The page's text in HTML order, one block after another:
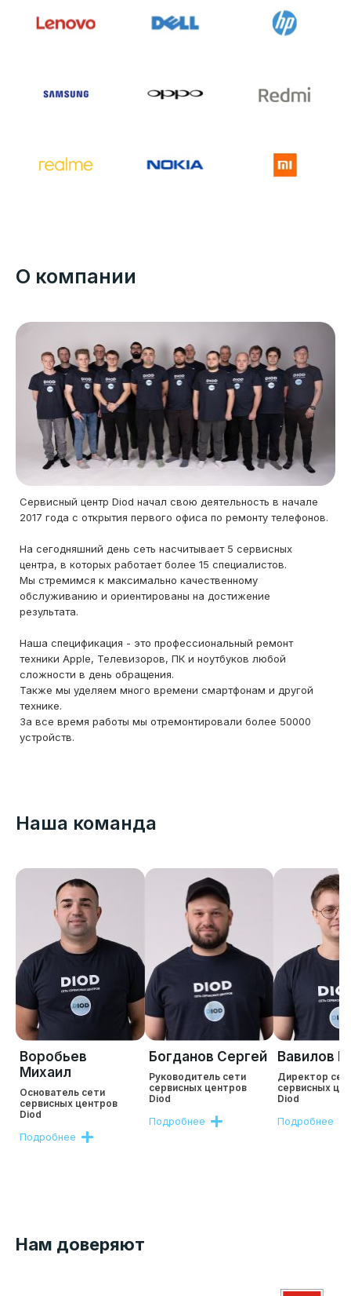
О компании
Сервисный центр Diod начал свою деятельность в начале
2017 года с открытия первого офиса по ремонту телефонов.
На сегодняшний день сеть насчитывает 5 сервисных
центра, в которых работает более 15 специалистов.
Мы стремимся к максимально качественному
обслуживанию и ориентированы на достижение
результата.
Наша спецификация - это профессиональный ремонт
техники Apple, Телевизоров, ПК и ноутбуков любой
сложности в день обращения.
Также мы уделяем много времени смартфонам и другой
технике.
За все время работы мы отремонтировали более 50000
устройств.
Наша команда
Воробьев
Михаил
Основатель сети
сервисных центров
Diod
Подробнее
Богданов Сергей
Руководитель сети
сервисных центров
Diod
Подробнее
Вавилов
Директор
сервисных
Diod
Подробнее
Нам доверяют